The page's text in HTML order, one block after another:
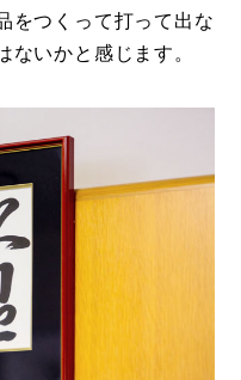
をつくって打って出な
ないかと感じます。